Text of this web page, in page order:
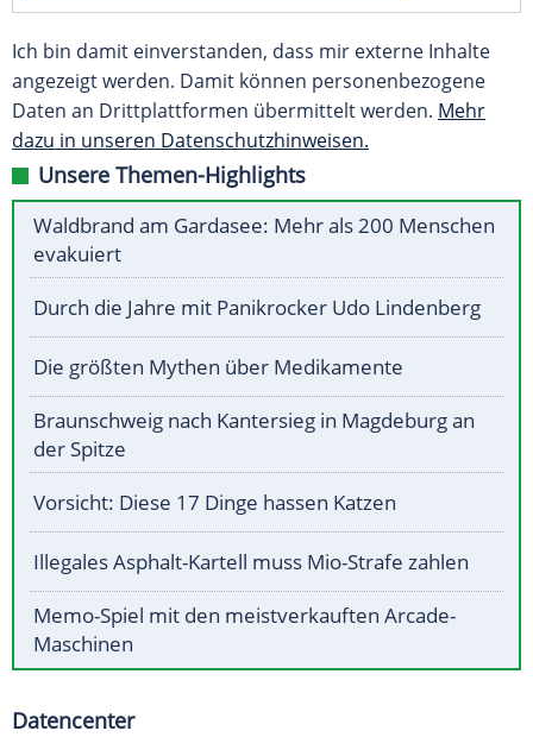
Ich bin damit einverstanden, dass mir externe Inhalte
angezeigt werden. Damit können personenbezogene
Daten an Drittplattformen übermittelt werden. Mehr
dazu in unseren Datenschutzhinweisen.
Unsere Themen-Highlights
Waldbrand am Gardasee: Mehr als 200 Menschen
evakuiert
Durch die Jahre mit Panikrocker Udo Lindenberg
Die größten Mythen über Medikamente
Braunschweig nach Kantersieg in Magdeburg an
der Spitze
Vorsicht: Diese 17 Dinge hassen Katzen
Illegales Asphalt-Kartell muss Mio-Strafe zahlen
Memo-Spiel mit den meistverkauften Arcade-
Maschinen
Datencenter